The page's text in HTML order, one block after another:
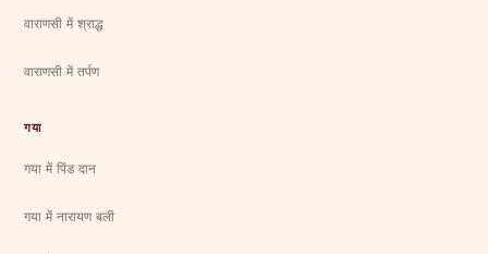
वाराणसी में श्राद्ध
वाराणसी में तर्पण
गया
गया में पिंड दान
गया में नारायण बली